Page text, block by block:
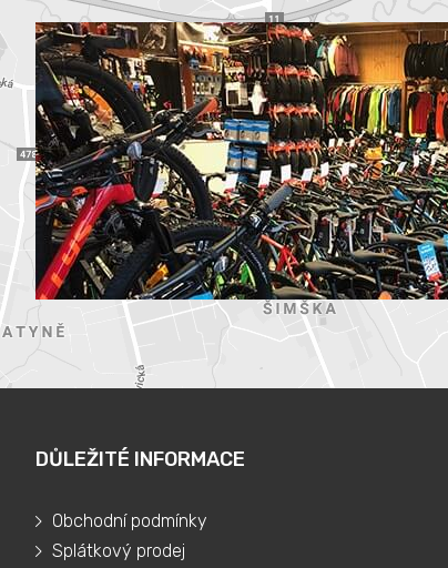
DŮLEŽITÉ INFORMACE
Obchodní podmínky
Splátkový prodej